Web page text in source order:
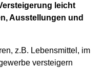
leicht
Ausstellungen und
z.B. Lebensmittel, im
versteigern